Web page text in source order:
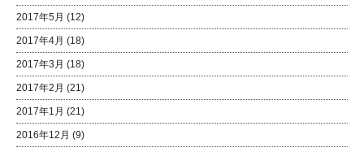
2017年5月 (12)
2017年4月 (18)
2017年3月 (18)
2017年2月 (21)
2017年1月 (21)
2016年12月 (9)